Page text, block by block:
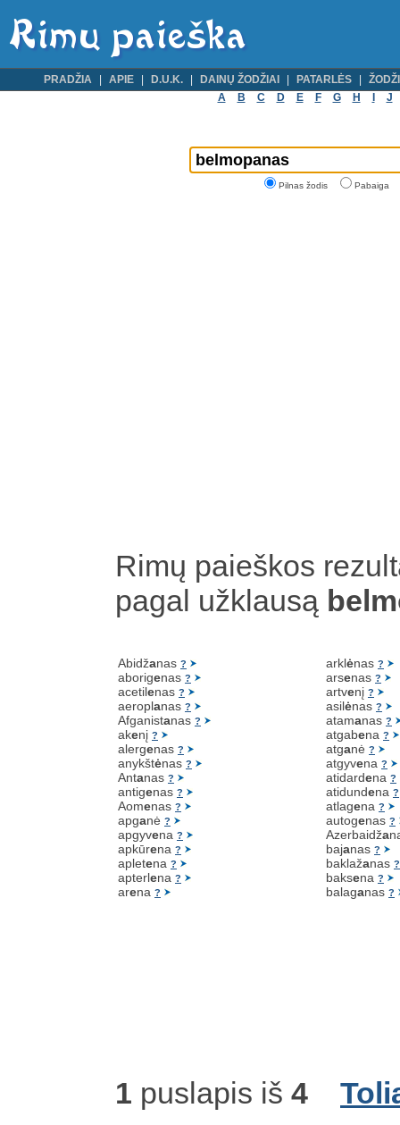
PRADŽIA APIE D.U.K. DAINŲ ŽODŽIAI PATARLĖS
A
B C D E F G H J
Pilnas žodis Pabaiga
Rimų paieškos
pagal užklausą
Abidžanas ?
aborigenas ?
acetilenas ?
aeroplanas ?
Afganistanas ?
akenį ?
alergenas ?
anykštėnas ?
Antanas ?
antigenas ?
Aomenas ?
apganė ?
apgyvena ?
apkūrena ?
apletena ?
apterlena ?
arena ?
arklėnas ?
arsenas ?
artvenį ?
asilėnas ?
atamanas ?
atgabena ?
atganė ?
atgyvena ?
atidardena ?
atidundena ?
atlagena ?
autogenas ?
Azerbaidža
bajanas ?
baklažanas ?
baksena ?
balaganas ?
1 puslapis iš 4